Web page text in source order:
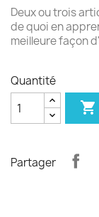
Deux ou trois
de quoi en
meilleure façon
Quantité

Partager